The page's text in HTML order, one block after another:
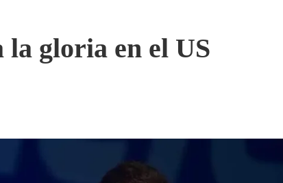
la gloria en el US